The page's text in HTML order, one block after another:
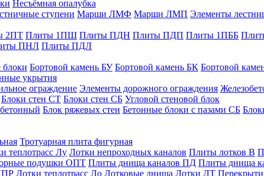
Несъёмная опалубка
ступени Марши ЛМФ Марши ЛМП Элементы
2ПТ Плиты 1ПШ Плиты ПДН Плиты ПДП Плиты 1ПББ
ПНЛ Плиты ПДЛ
блоки Бортовой камень БУ Бортовой камень БК Бортовой
укрытия
ограждение Элементы дорожного ограждения
Блоки стен СТ Блоки стен СБ Угловой стеновой блок
Блок ряжевых стен Бетонные блоки с пазами СБ
Тротуарная плита фигурная
теплотрасс Лу Лотки непроходных каналов Плиты лотков В
подушки ОПТ Плиты днища каналов ПД Плиты днища
Лотки теплотрасс Ло Лотковые днища Лотки ЛТ